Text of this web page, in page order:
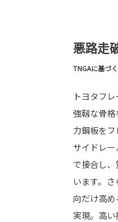
悪路走
TNGAに基づ
トヨタフ
強靱な骨
力鋼板を
サイドレ
で接合し
います。
向だけ高
実現。高